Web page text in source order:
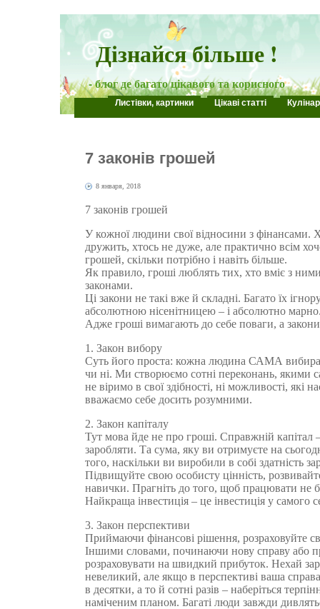
Дізнайся більше !
- блог де багато цікавого та корисного
Листівки, картинки Цікаві статті
7 законів грошей
8 января, 2018
7 законів грошей
У кожної людини свої відносини з фінансами.
дружить, хтось не дуже, але практично всім
грошей, скільки потрібно і навіть більше.
Як правило, гроші люблять тих, хто вміє з ними
законами.
Ці закони не такі вже й складні. Багато їх
абсолютною нісенітницею – і абсолютно
Адже гроші вимагають до себе поваги, а
1. Закон вибору
Суть його проста: кожна людина САМА
чи ні. Ми створюємо сотні переконань, якими
не віримо в свої здібності, ні можливості, які
вважаємо себе досить розумними.
2. Закон капіталу
Тут мова йде не про гроші. Справжній капітал
заробляти. Та сума, яку ви отримуєте на
того, наскільки ви виробили в собі здатність
Підвищуйте свою особисту цінність, розвивайте
навички. Прагніть до того, щоб працювати
Найкраща інвестиція – це інвестиція у самого
3. Закон перспективи
Приймаючи фінансові рішення, розраховуйте
Іншими словами, починаючи нову справу або
розраховувати на швидкий прибуток. Нехай
невеликий, але якщо в перспективі ваша
в десятки, а то й сотні разів – наберіться
наміченим планом. Багаті люди завжди